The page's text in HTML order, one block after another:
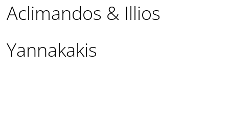
Aclimandos & Illios
Yannakakis